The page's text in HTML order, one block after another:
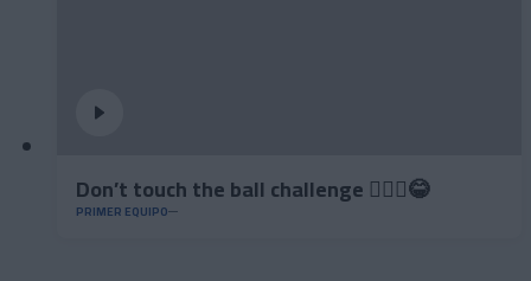
Don’t touch the ball challenge 🤦🏻‍♂️😂
PRIMER EQUIPO